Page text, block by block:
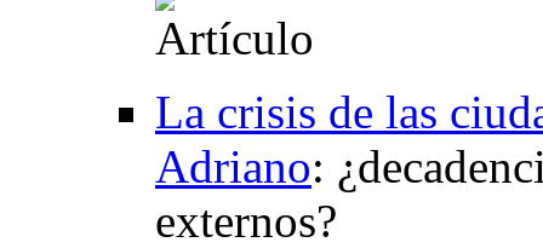
La crisis de las
Adriano:
externos?